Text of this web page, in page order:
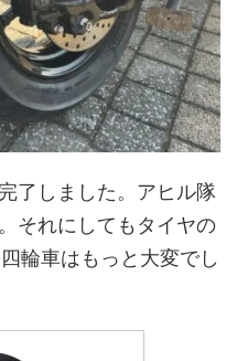
了しました。アヒル隊
それにしてもタイヤの
四輪車はもっと大変でし